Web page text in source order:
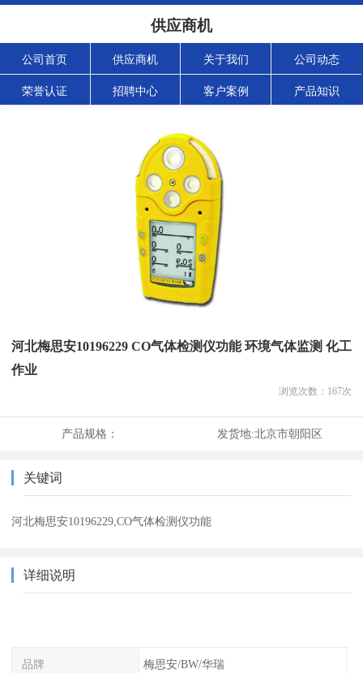
供应商机
公司首页 供应商机 关于我们 公司动态
荣誉认证 招聘中心 客户案例 产品知识
河北梅思安10196229 CO气体检测仪功能 环境气体监测 化工
作业
浏览次数： 167次
产品规格： 发货地:北京市朝阳区
关键词
河北梅思安10196229,CO气体检测仪功能
详细说明
品牌 梅思安/BW/华瑞